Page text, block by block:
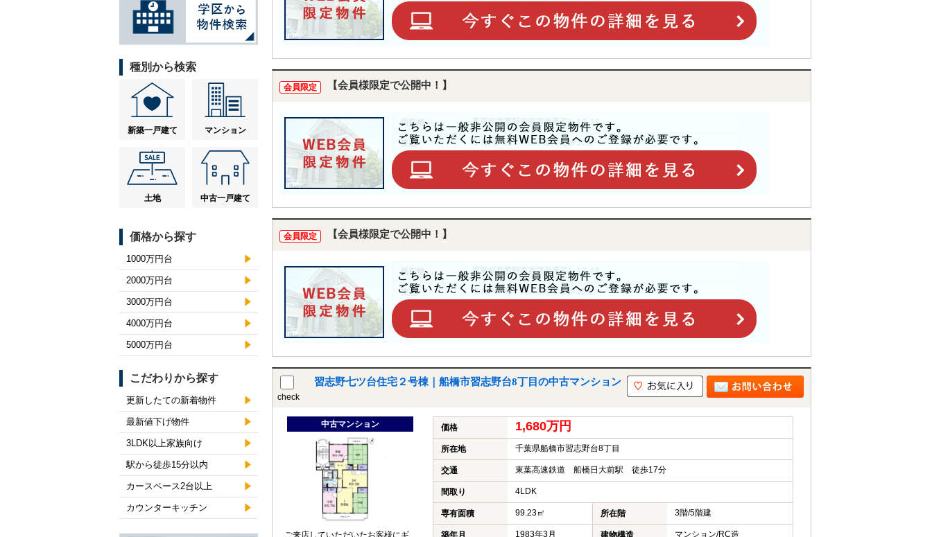
会員限定 【会員様限定で公開中！】
会員限定 【会員様限定で公開中！】
check
習志野七ツ台住宅２号棟｜船橋市習志野台8丁目の中古マンション
中古マンション 価格 1,680万円
所在地 千葉県船橋市習志野台8丁目
交通 東葉高速鉄道 船橋日大前駅 徒歩17分
間取り 4LDK
専有面積 99.23㎡ 所在階 3階/5階建
築年月 1983年3月 建物構造 マンション/RC造
種別から検索
新築一戸建て マンション
土地 中古一戸建て
価格から探す
1000万円台
2000万円台
3000万円台
4000万円台
5000万円台
こだわりから探す
更新したての新着物件
最新値下げ物件
3LDK以上家族向け
駅から徒歩15分以内
カースペース2台以上
カウンターキッチン